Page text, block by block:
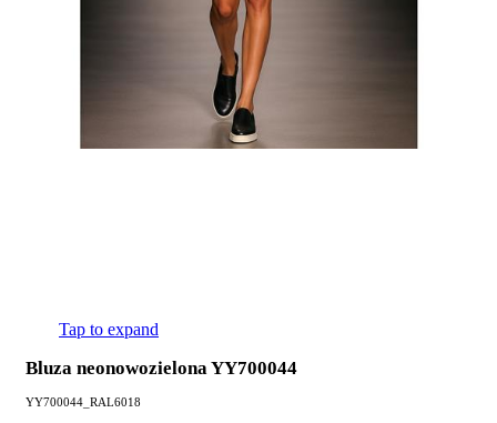
Tap to expand
Bluza neonowozielona YY700044
YY700044_RAL6018